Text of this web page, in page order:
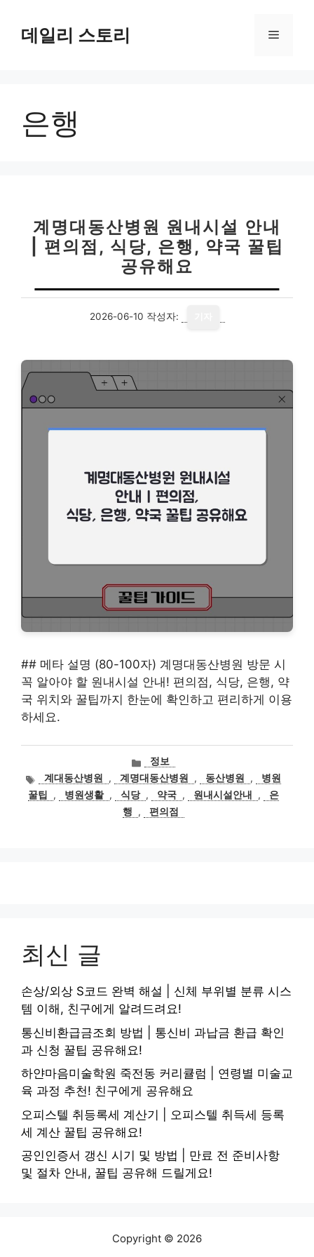
데일리 스토리 메
은행
계명대동산병원 원내시설 안내
| 편의점, 식당, 은행, 약국 꿀팁
공유해요
2026-06-10 작성자:
## 메타 설명 (80-100자) 계명대동산병원 방문 시
꼭 알아야 할 원내시설 안내! 편의점, 식당, 은행, 약
국 위치와 꿀팁까지 한눈에 확인하고 편리하게 이용
하세요.
카
테
고
리
정보
태
그
계대동산병원 , 계명대동산병원 , 동산병원 ,
병원
꿀팁
, 병원생활 , 식당 , 약국 , 원내시설안내 ,
은
행
, 편의점
최신 글
손상/외상 S코드 완벽 해설 | 신체 부위별 분류 시스
템 이해, 친구에게 알려드려요!
통신비환급금조회 방법 | 통신비 과납금 환급 확인
과 신청 꿀팁 공유해요!
하얀마음미술학원 죽전동 커리큘럼 | 연령별 미술교
육 과정 추천! 친구에게 공유해요
오피스텔 취등록세 계산기 | 오피스텔 취득세 등록
세 계산 꿀팁 공유해요!
공인인증서 갱신 시기 및 방법 | 만료 전 준비사항
및 절차 안내, 꿀팁 공유해 드릴게요!
Copyright © 2026